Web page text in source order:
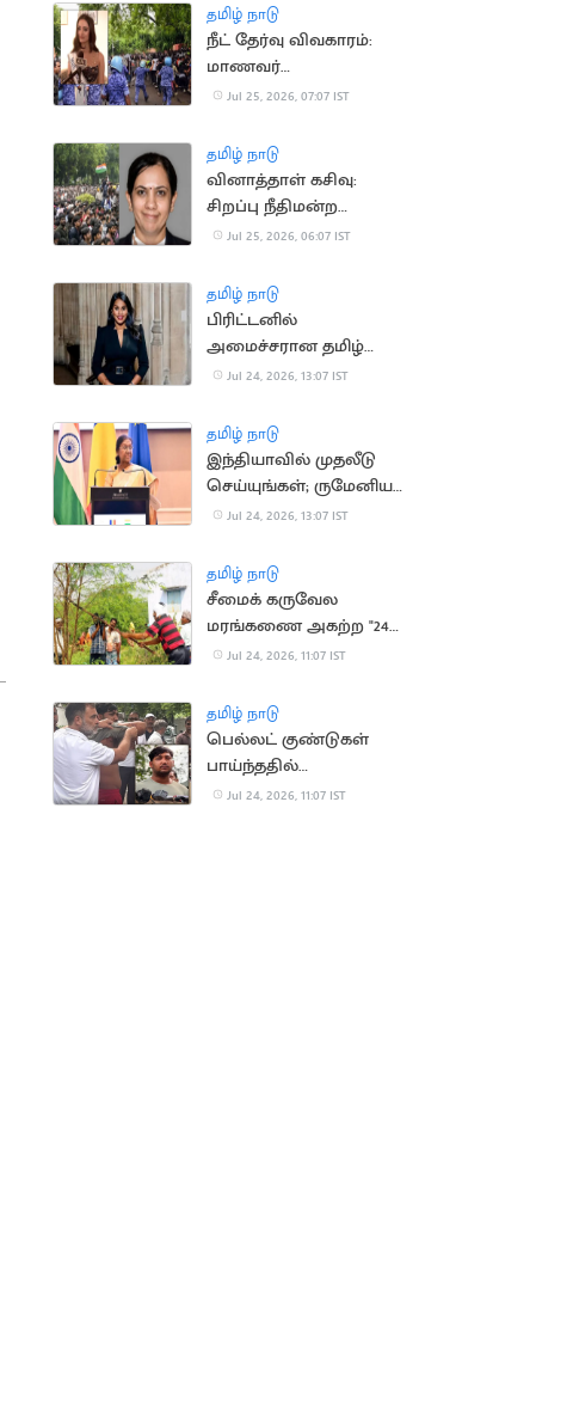
தமிழ் நாடு
நீட் தேர்வு விவகாரம்:
மாணவர்
போராட்டத்திற்கு 'மிஸ்
ஆதரவு
Jul 25, 2026, 07:07 IST
தமிழ் நாடு
வினாத்தாள் கசிவு:
சிறப்பு நீதிமன்ற
நீதிபதியாக அனு
Jul 25, 2026, 06:07 IST
தமிழ் நாடு
பிரிட்டனில்
அமைச்சரான தமிழ்
வம்சாவளி பெண்
Jul 24, 2026, 13:07 IST
தமிழ் நாடு
இந்தியாவில் முதலீடு
செய்யுங்கள்; ருமேனிய
நிறுவனங்களுக்கு
அழைப்பு
Jul 24, 2026, 13:07 IST
தமிழ் நாடு
சீமைக் கருவேல
மரங்கணை அகற்ற "24
மணி நேரத்தில்
Jul 24, 2026, 11:07 IST
தமிழ் நாடு
பெல்லட் குண்டுகள்
பாய்ந்ததில்
இளைஞருக்கு கண்
Jul 24, 2026, 11:07 IST